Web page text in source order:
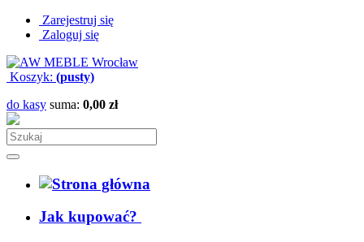
Zarejestruj się
Zaloguj się
Koszyk: (pusty)
do kasy suma: 0,00 zł
Jak kupować?